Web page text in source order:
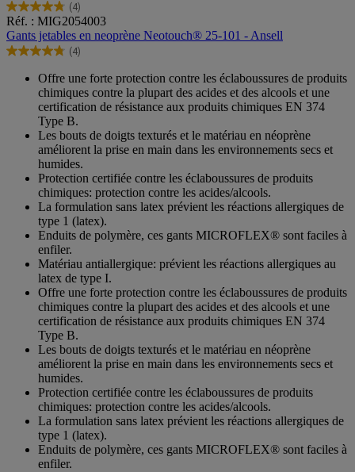
(4)
4.8
sur
5
étoiles.
avis
Réf. : MIG2054003
Gants jetables en neoprène Neotouch® 25-101 - Ansell
(4)
4.8
étoiles.
Offre une forte protection contre les éclaboussures de produits
chimiques contre la plupart des acides et des alcools et une
certification de résistance aux produits chimiques EN 374
Type B.
Les bouts de doigts texturés et le matériau en néoprène
améliorent la prise en main dans les environnements secs et
humides.
Protection certifiée contre les éclaboussures de produits
chimiques: protection contre les acides/alcools.
La formulation sans latex prévient les réactions allergiques de
type 1 (latex).
Enduits de polymère, ces gants MICROFLEX® sont faciles à
enfiler.
Matériau antiallergique: prévient les réactions allergiques au
latex de type I.
Offre une forte protection contre les éclaboussures de produits
chimiques contre la plupart des acides et des alcools et une
certification de résistance aux produits chimiques EN 374
Type B.
Les bouts de doigts texturés et le matériau en néoprène
améliorent la prise en main dans les environnements secs et
humides.
Protection certifiée contre les éclaboussures de produits
chimiques: protection contre les acides/alcools.
La formulation sans latex prévient les réactions allergiques de
type 1 (latex).
Enduits de polymère, ces gants MICROFLEX® sont faciles à
enfiler.